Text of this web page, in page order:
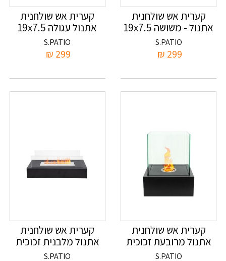
קערית אש שולחנית
אתנול - משושה 19x7.5
S.PATIO
299
₪
קערית אש שולחנית
אתנול עגולה 19x7.5
S.PATIO
299
₪
קערית אש שולחנית
אתנול מרובעת זכוכית
25x20.5x29
S.PATIO
קערית אש שולחנית
אתנול מלבנית זכוכית
35x18x14
S.PATIO